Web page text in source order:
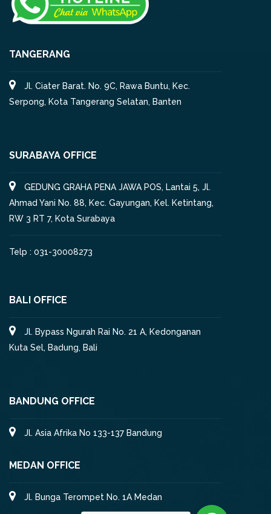
TANGERANG
Jl. Ciater Barat. No. 9C, Rawa Buntu, Kec.
Serpong, Kota Tangerang Selatan, Banten
SURABAYA OFFICE
GEDUNG GRAHA PENA JAWA POS, Lantai 5, Jl.
Ahmad Yani No. 88, Kec. Gayungan, Kel. Ketintang,
RW 3 RT 7, Kota Surabaya
Telp : 031-30008273
BALI OFFICE
Jl. Bypass Ngurah Rai No. 21 A, Kedonganan
Kuta Sel, Badung, Bali
BANDUNG OFFICE
Jl. Asia Afrika No 133-137 Bandung
MEDAN OFFICE
Jl. Bunga Terompet No. 1A Medan